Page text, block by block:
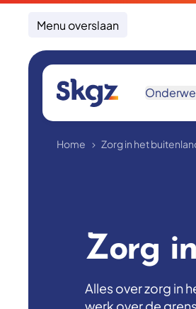
Menu overslaan
Home Zorg in het
Zorg
Alles over zorg in